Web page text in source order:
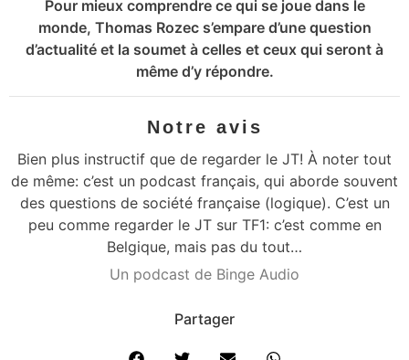
Pour mieux comprendre ce qui se joue dans le
monde, Thomas Rozec s’empare d’une question
d’actualité et la soumet à celles et ceux qui seront à
même d’y répondre.
Notre avis
Bien plus instructif que de regarder le JT! À noter tout
de même: c’est un podcast français, qui aborde souvent
des questions de société française (logique). C’est un
peu comme regarder le JT sur TF1: c’est comme en
Belgique, mais pas du tout…
Un podcast de Binge Audio
Partager